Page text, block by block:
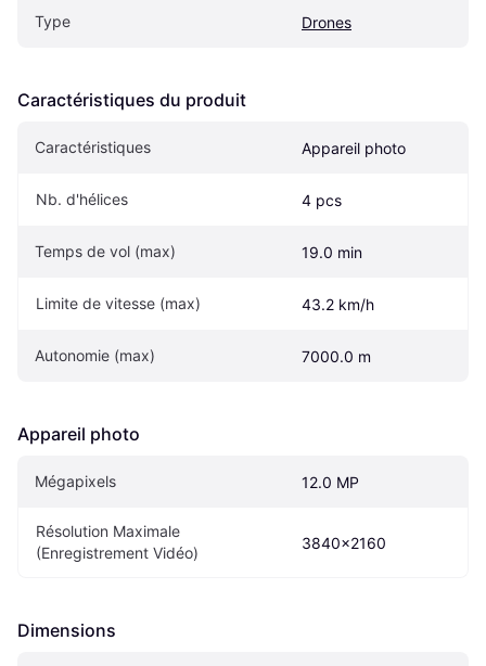
Type Drones
Caractéristiques du produit
Caractéristiques Appareil photo
Nb. d'hélices 4 pcs
Temps de vol (max) 19.0 min
Limite de vitesse (max) 43.2 km/h
Autonomie (max) 7000.0 m
Appareil photo
Mégapixels 12.0 MP
Résolution Maximale
(Enregistrement Vidéo)
3840x2160
Dimensions